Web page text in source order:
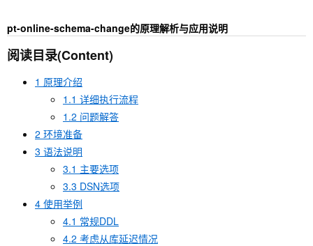
pt-online-schema-change的原理解析与应用说明
阅读目录(Content)
1 原理介绍
1.1 详细执行流程
1.2 问题解答
2 环境准备
3 语法说明
3.1 主要选项
3.3 DSN选项
4 使用举例
4.1 常规DDL
4.2 考虑从库延迟情况